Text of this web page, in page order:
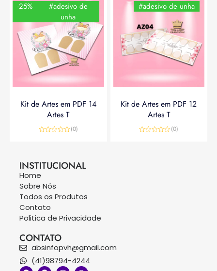
-25%
#adesivo de
unha
Kit de Artes em PDF 14
Artes T
(0)
#adesivo de unha
Kit de Artes em PDF 12
Artes T
(0)
INSTITUCIONAL
Home
Sobre Nós
Todos os Produtos
Contato
Politica de Privacidade
CONTATO
absinfopvh@gmail.com
(41)98794-4244